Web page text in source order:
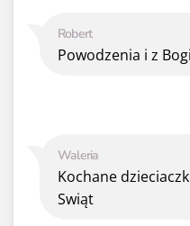
Waleria
Kochane
Swiąt
Robert
Powodzenia i z